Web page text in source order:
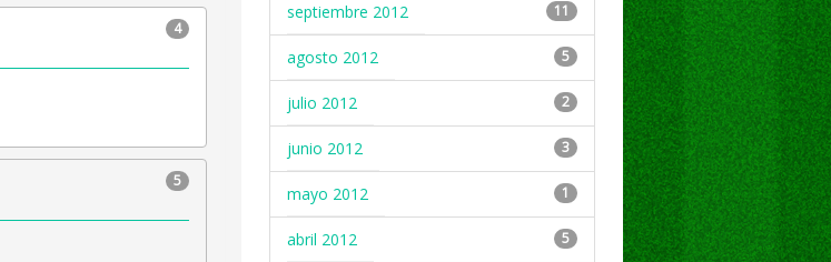
4
5
septiembre 2012 11
agosto 2012 5
julio 2012 2
junio 2012 3
mayo 2012 1
abril 2012 5